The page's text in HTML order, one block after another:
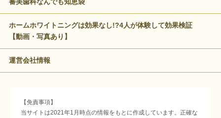
審美歯科なんでも知恵袋
ホームホワイトニングは効果なし!?4人が体験して効果検証
【動画・写真あり】
運営会社情報
【免責事項】
当サイトは2021年1月時点の情報をもとに作成しています。正確な